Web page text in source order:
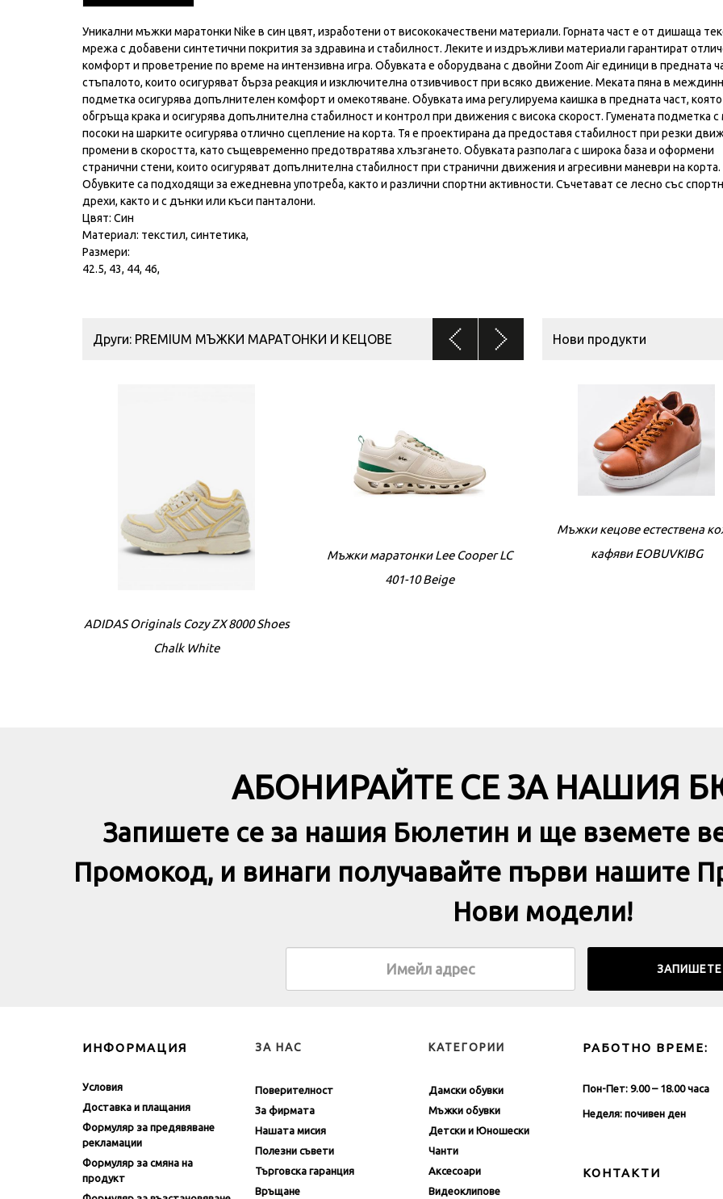
Уникални мъжки маратонки Nike в син цвят, изработени от висококачествени материали. Горната част е от дишаща
мрежа с добавени синтетични покрития за здравина и стабилност. Леките и издръжливи материали гарантират
комфорт и проветрение по време на интензивна игра. Обувката е оборудвана с двойни Zoom Air единици в предната
стъпалото, които осигуряват бърза реакция и изключителна отзивчивост при всяко движение. Меката пяна в
подметка осигурява допълнителен комфорт и омекотяване. Обувката има регулируема каишка в предната част, която
обгръща крака и осигурява допълнителна стабилност и контрол при движения с висока скорост. Гумената подметка с
посоки на шарките осигурява отлично сцепление на корта. Тя е проектирана да предоставя стабилност при резки
промени в скоростта, като същевременно предотвратява хлъзгането. Обувката разполага с широка база и оформени
странични стени, които осигуряват допълнителна стабилност при странични движения и агресивни маневри на корта.
Обувките са подходящи за ежедневна употреба, както и различни спортни активности. Съчетават се лесно със
дрехи, както и с дънки или къси панталони.
Цвят: Син
Материал: текстил, синтетика,
Размери:
42.5, 43, 44, 46,
Други: PREMIUM МЪЖКИ МАРАТОНКИ И КЕЦОВЕ
ADIDAS Originals Cozy ZX 8000 Shoes
Chalk White
Мъжки маратонки Lee Cooper LC
401-10 Beige
Нови продукти
Мъжки кецове естествена
кафяви EOBUVKIBG
АБОНИРАЙТЕ СЕ ЗА НАШИЯ
Запишете се за нашия Бюлетин и ще вземете
Промокод, и винаги получавайте първи нашите
Нови модели!
ИНФОРМАЦИЯ
Условия
Доставка и плащания
Формуляр за предявяване
рекламации
Формуляр за смяна на
продукт
ЗА НАС
Поверителност
За фирмата
Нашата мисия
Полезни съвети
Търговска гаранция
Връщане
КАТЕГОРИИ
Дамски обувки
Мъжки обувки
Детски и Юношески
Чанти
Аксесоари
Видеоклипове
РАБОТНО ВРЕМЕ:
Пон-Пет: 9.00 – 18.00 часа
Неделя: почивен ден
КОНТАКТИ